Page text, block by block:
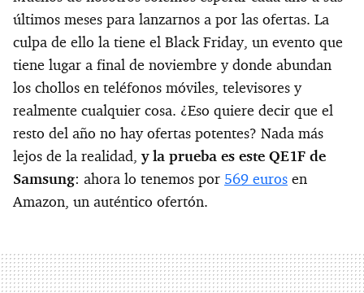
últimos meses para lanzarnos a por las ofertas. La
culpa de ello la tiene el Black Friday, un evento que
tiene lugar a final de noviembre y donde abundan
los chollos en teléfonos móviles, televisores y
realmente cualquier cosa. ¿Eso quiere decir que el
resto del año no hay ofertas potentes? Nada más
lejos de la realidad, y la prueba es este QE1F de
Samsung: ahora lo tenemos por 569 euros en
Amazon, un auténtico ofertón.